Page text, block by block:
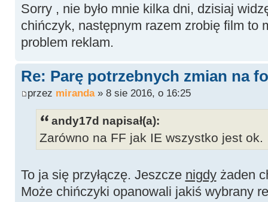
Sorry , nie było mnie kilka dni, dzisiaj
chińczyk, następnym razem zrobię film to
problem reklam.
Re: Parę potrzebnych zmian na
przez miranda» 8 sie 2016, o 16:25
andy17d napisał(a):
Zarówno na FF jak IE wszystko jest ok.
To ja się przyłączę. Jeszcze nigdyżaden
Może chińczyki opanowali jakiś wybrany